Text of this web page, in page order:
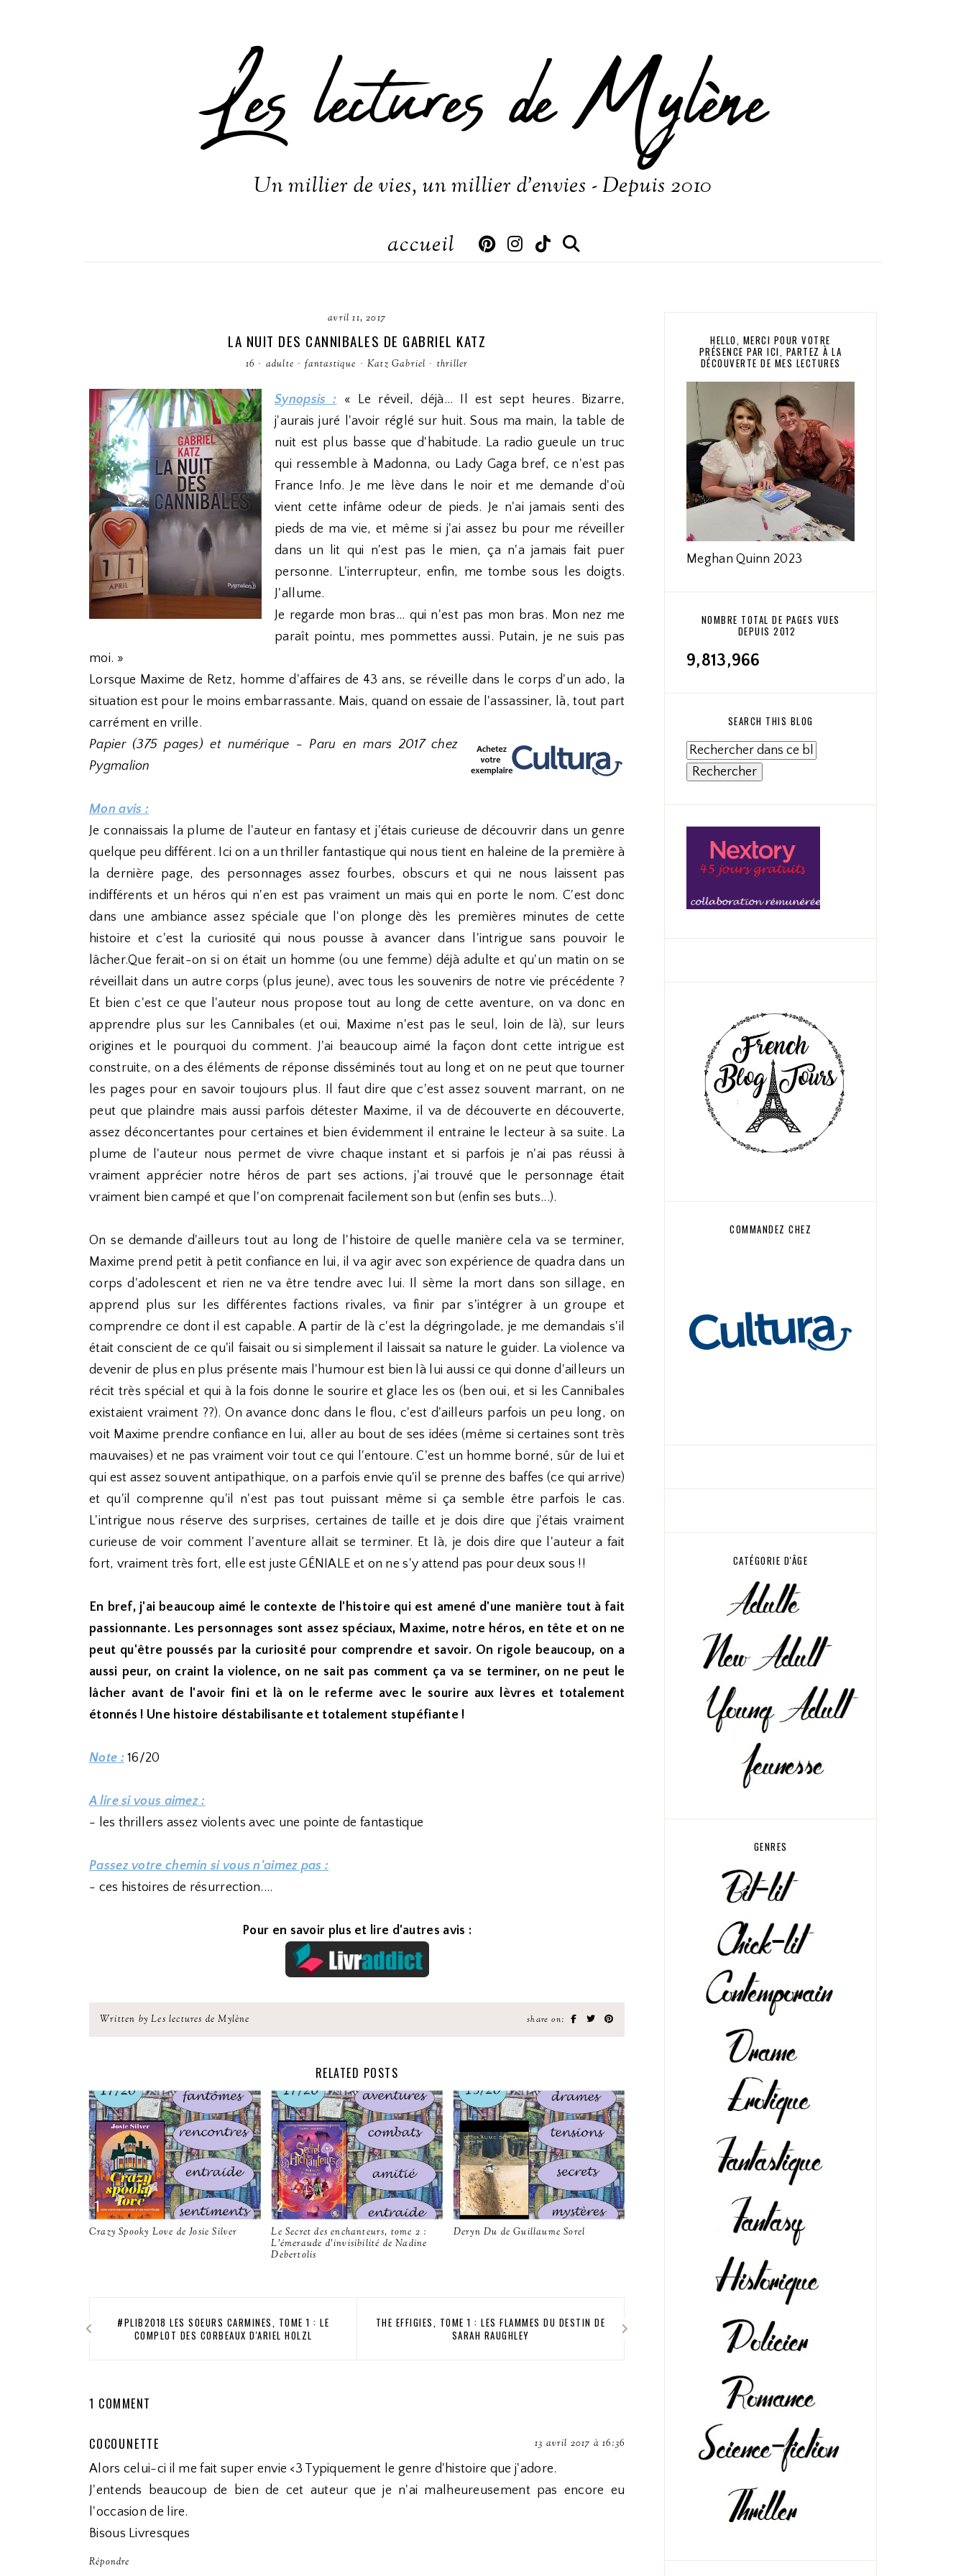
Les lectures de Mylène
Un millier de vies, un millier d'envies - Depuis 2010
accueil
avril 11, 2017
LA NUIT DES CANNIBALES DE GABRIEL KATZ
16 · adulte · fantastique · Katz Gabriel · thriller
Synopsis : « Le réveil, déjà... Il est sept heures. Bizarre,
j'aurais juré l'avoir réglé sur huit. Sous ma main, la table de
nuit est plus basse que d'habitude. La radio gueule un truc
qui ressemble à Madonna, ou Lady Gaga bref, ce n'est pas
France Info. Je me lève dans le noir et me demande d'où
vient cette infâme odeur de pieds. Je n'ai jamais senti des
pieds de ma vie, et même si j'ai assez bu pour me réveiller
dans un lit qui n'est pas le mien, ça n'a jamais fait puer
personne. L'interrupteur, enfin, me tombe sous les doigts.
J'allume.
Je regarde mon bras... qui n'est pas mon bras. Mon nez me
paraît pointu, mes pommettes aussi. Putain, je ne suis pas
moi. »
Lorsque Maxime de Retz, homme d'affaires de 43 ans, se réveille dans le corps d'un ado, la
situation est pour le moins embarrassante. Mais, quand on essaie de l'assassiner, là, tout part
carrément en vrille.
Papier (375 pages) et numérique - Paru en mars 2017 chez
Pygmalion
Mon avis :
Je connaissais la plume de l'auteur en fantasy et j'étais curieuse de découvrir dans un genre
quelque peu différent. Ici on a un thriller fantastique qui nous tient en haleine de la première à
la dernière page, des personnages assez fourbes, obscurs et qui ne nous laissent pas
indifférents et un héros qui n'en est pas vraiment un mais qui en porte le nom. C'est donc
dans une ambiance assez spéciale que l'on plonge dès les premières minutes de cette
histoire et c'est la curiosité qui nous pousse à avancer dans l'intrigue sans pouvoir le
lâcher.Que ferait-on si on était un homme (ou une femme) déjà adulte et qu'un matin on se
réveillait dans un autre corps (plus jeune), avec tous les souvenirs de notre vie précédente ?
Et bien c'est ce que l'auteur nous propose tout au long de cette aventure, on va donc en
apprendre plus sur les Cannibales (et oui, Maxime n'est pas le seul, loin de là), sur leurs
origines et le pourquoi du comment. J'ai beaucoup aimé la façon dont cette intrigue est
construite, on a des éléments de réponse disséminés tout au long et on ne peut que tourner
les pages pour en savoir toujours plus. Il faut dire que c'est assez souvent marrant, on ne
peut que plaindre mais aussi parfois détester Maxime, il va de découverte en découverte,
assez déconcertantes pour certaines et bien évidemment il entraine le lecteur à sa suite. La
plume de l'auteur nous permet de vivre chaque instant et si parfois je n'ai pas réussi à
vraiment apprécier notre héros de part ses actions, j'ai trouvé que le personnage était
vraiment bien campé et que l'on comprenait facilement son but (enfin ses buts...).
On se demande d'ailleurs tout au long de l'histoire de quelle manière cela va se terminer,
Maxime prend petit à petit confiance en lui, il va agir avec son expérience de quadra dans un
corps d'adolescent et rien ne va être tendre avec lui. Il sème la mort dans son sillage, en
apprend plus sur les différentes factions rivales, va finir par s'intégrer à un groupe et
comprendre ce dont il est capable. A partir de là c'est la dégringolade, je me demandais s'il
était conscient de ce qu'il faisait ou si simplement il laissait sa nature le guider. La violence va
devenir de plus en plus présente mais l'humour est bien là lui aussi ce qui donne d'ailleurs un
récit très spécial et qui à la fois donne le sourire et glace les os (ben oui, et si les Cannibales
existaient vraiment ??). On avance donc dans le flou, c'est d'ailleurs parfois un peu long, on
voit Maxime prendre confiance en lui, aller au bout de ses idées (même si certaines sont très
mauvaises) et ne pas vraiment voir tout ce qui l'entoure. C'est un homme borné, sûr de lui et
qui est assez souvent antipathique, on a parfois envie qu'il se prenne des baffes (ce qui arrive)
et qu'il comprenne qu'il n'est pas tout puissant même si ça semble être parfois le cas.
L'intrigue nous réserve des surprises, certaines de taille et je dois dire que j'étais vraiment
curieuse de voir comment l'aventure allait se terminer. Et là, je dois dire que l'auteur a fait
fort, vraiment très fort, elle est juste GÉNIALE et on ne s'y attend pas pour deux sous !!
En bref, j'ai beaucoup aimé le contexte de l'histoire qui est amené d'une manière tout à fait
passionnante. Les personnages sont assez spéciaux, Maxime, notre héros, en tête et on ne
peut qu'être poussés par la curiosité pour comprendre et savoir. On rigole beaucoup, on a
aussi peur, on craint la violence, on ne sait pas comment ça va se terminer, on ne peut le
lâcher avant de l'avoir fini et là on le referme avec le sourire aux lèvres et totalement
étonnés ! Une histoire déstabilisante et totalement stupéfiante !
Note : 16/20
A lire si vous aimez :
- les thrillers assez violents avec une pointe de fantastique
Passez votre chemin si vous n'aimez pas :
- ces histoires de résurrection....
Pour en savoir plus et lire d'autres avis :
Written by Les lectures de Mylène share on:
RELATED POSTS
Crazy Spooky Love de Josie Silver
Le Secret des enchanteurs, tome 2 :
L'émeraude d'invisibilité de Nadine
Debertolis
Deryn Du de Guillaume Sorel
#PLIB2018 LES SOEURS CARMINES, TOME 1 : LE
COMPLOT DES CORBEAUX D'ARIEL HOLZL
THE EFFIGIES, TOME 1 : LES FLAMMES DU DESTIN DE
SARAH RAUGHLEY
1 COMMENT
COCOUNETTE 13 avril 2017 à 16:36
Alors celui-ci il me fait super envie <3 Typiquement le genre d'histoire que j'adore.
J'entends beaucoup de bien de cet auteur que je n'ai malheureusement pas encore eu
l'occasion de lire.
Bisous Livresques
Répondre
HELLO, MERCI POUR VOTRE
PRÉSENCE PAR ICI, PARTEZ À LA
DÉCOUVERTE DE MES LECTURES
Meghan Quinn 2023
NOMBRE TOTAL DE PAGES VUES
DEPUIS 2012
9,813,966
SEARCH THIS BLOG
COMMANDEZ CHEZ
CATÉGORIE D'ÂGE
GENRES